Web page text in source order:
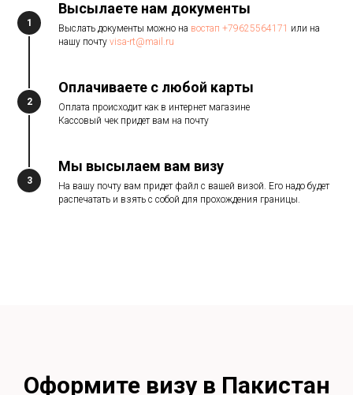
1
Высылаете нам документы
Выслать документы можно на востап +79625564171 или на
нашу почту visa-rt@mail.ru
2
Оплачиваете с любой карты
Оплата происходит как в интернет магазине
Кассовый чек придет вам на почту
3
Мы высылаем вам визу
На вашу почту вам придет файл с вашей визой. Его надо будет
распечатать и взять с собой для прохождения границы.
Оформите визу в Пакистан